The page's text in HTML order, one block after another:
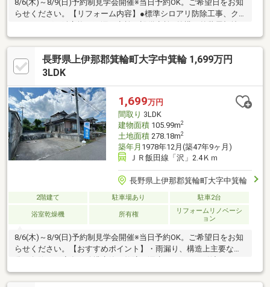
8/6(木)～8/9(日)予約制見学会開催※当日予約OK。ご希望日をお知
らせください。【リフォーム内容】●標準シロアリ防除工事、ク
装、外壁塗装、植栽剪定●内装シューズボックス交換●その他設備
給湯器交換、インターホン設置、火災警報器設置、照明器具交換
【おすすめポイント】・本物件は条件により住宅ローン減税が適
用されます。・雨漏り、構造上主要な部分の欠陥や・腐食、給排
除工事施工後5年間保証・新品の照明器具設置予定な
長野県上伊那郡箕輪町大字中箕輪 1,699万円
3LDK
1,699万円
間取り 3LDK
建物面積105.99m2
土地面積278.18m2
築年月 1978年12月(築47年9ヶ月)
ＪＲ飯田線「沢」2.4Ｋｍ
長野県上伊那郡箕輪町大字中箕輪
2階建て 駐車場あり 駐車2台
浴室乾燥機 所有権
リフォームリノベーシ
ョン
8/6(木)～8/9(日)予約制見学会開催※当日予約OK。ご希望日をお知
らせください。【おすすめポイント】・雨漏り、構造上主要な部
分の欠陥や・腐食、給排水管の故障や漏水についてお引渡しより
２年間保証・シロアリ防除工事施工後5年間保証。・お客様に合わ
せたローンの組み方や金融機関をご提案。住宅ローンが初めての